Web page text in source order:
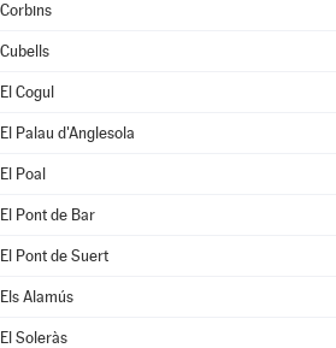
Corbins
Cubells
El Cogul
El Palau d'Anglesola
El Poal
El Pont de Bar
El Pont de Suert
Els Alamús
El Soleràs